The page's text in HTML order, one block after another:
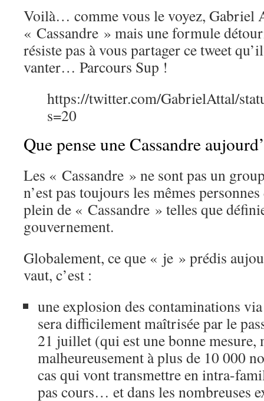
Voilà… comme vous le voyez, Gabriel
« Cassandre » mais une formule
résiste pas à vous partager ce tweet
vanter… Parcours Sup !
https://twitter.com/GabrielAttal/
s=20
Que pense une Cassandre
Les « Cassandre » ne sont pas un
n’est pas toujours les mêmes
plein de « Cassandre » telles que
gouvernement.
Globalement, ce que « je » prédis
vaut, c’est :
une explosion des contaminations
sera difficilement maîtrisée par le
21 juillet (qui est une bonne mesure,
malheureusement à plus de 10 000
cas qui vont transmettre en intra-
pas cours… et dans les nombreuses